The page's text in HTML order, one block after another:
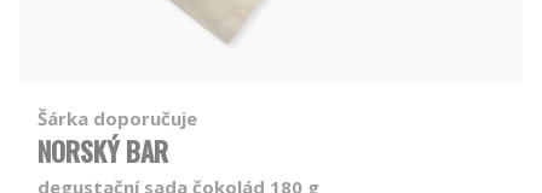
Šárka doporučuje
NORSKÝ BAR
degustační sada čokolád 180 g